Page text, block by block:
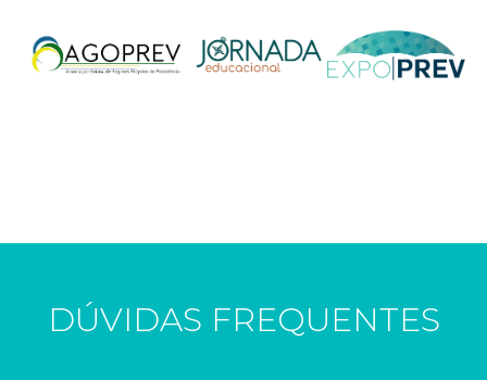
DÚVIDAS FREQUENTES